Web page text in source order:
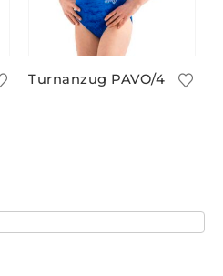
Turnanzug PAVO/4